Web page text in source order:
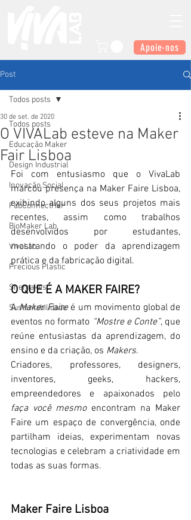
Apoie-nos
Post
Todos posts
Educação Maker
Design Industrial
Inovação Social
FabConnectHer
BioMaker Lab
VivaLab
Precious Plastic
Shemakes
Sustentabilidade
Todos posts
O VIVALab esteve na Maker
Fair Lisboa
30 de set. de 2020
Foi com entusiasmo que o VivaLab
marcou presença na Maker Faire Lisboa,
exibindo alguns dos seus projetos mais
recentes, assim como trabalhos
desenvolvidos por estudantes,
mostrando o poder da aprendizagem
prática e da fabricação digital.
O QUE É A MAKER FAIRE?
A Maker Faire é um movimento global de
eventos no formato “Mostre e Conte”, que
reúne entusiastas da aprendizagem, do
ensino e da criação, os Makers.
Criadores, professores, designers,
inventores, geeks, hackers,
faça você mesmo encontram na Maker
Faire um espaço de convergência, onde
partilham ideias, experimentam novas
tecnologias e celebram a criatividade em
todas as suas formas.
Maker Faire Lisboa